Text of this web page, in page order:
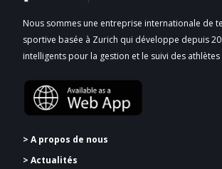
Nous sommes une entreprise internationale de
sportive basée à Zurich qui développe depuis
intelligents pour la gestion et le suivi des
> A propos de nous
> Actualités